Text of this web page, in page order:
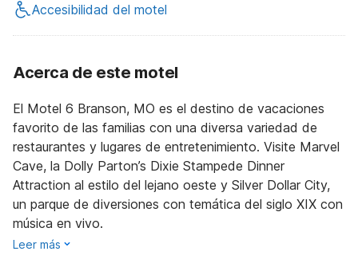
Accesibilidad del motel
Acerca de este motel
El Motel 6 Branson, MO es el destino de vacaciones
favorito de las familias con una diversa variedad de
restaurantes y lugares de entretenimiento. Visite Marvel
Cave, la Dolly Parton’s Dixie Stampede Dinner
Attraction al estilo del lejano oeste y Silver Dollar City,
un parque de diversiones con temática del siglo XIX con
música en vivo.
Leer más